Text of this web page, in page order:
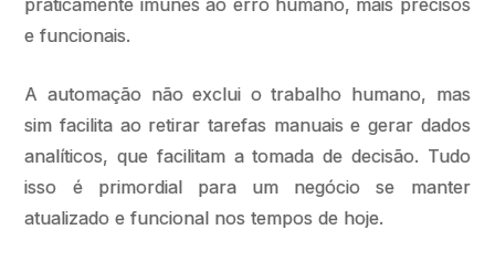
praticamente imunes ao erro humano, mais precisos
e funcionais.
A automação não exclui o trabalho humano, mas
sim facilita ao retirar tarefas manuais e gerar dados
analíticos, que facilitam a tomada de decisão. Tudo
isso é primordial para um negócio se manter
atualizado e funcional nos tempos de hoje.